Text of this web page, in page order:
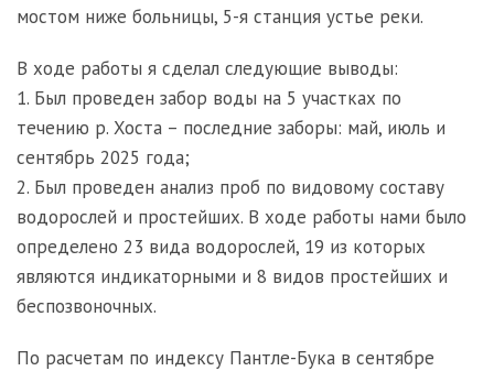
мостом ниже больницы, 5-я станция устье реки.
В ходе работы я сделал следующие выводы:
1. Был проведен забор воды на 5 участках по
течению р. Хоста – последние заборы: май, июль и
сентябрь 2025 года;
2. Был проведен анализ проб по видовому составу
водорослей и простейших. В ходе работы нами было
определено 23 вида водорослей, 19 из которых
являются индикаторными и 8 видов простейших и
беспозвоночных.
По расчетам по индексу Пантле-Бука в сентябре